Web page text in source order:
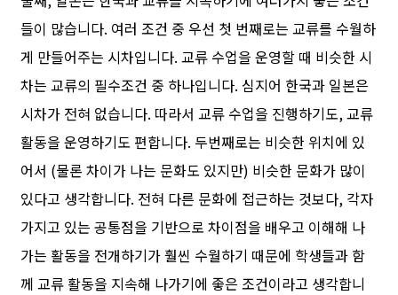
들이 많습니다. 여러 조건 중 우선 첫 번째로는 교류를 수월하
게 만들어주는 시차입니다. 교류 수업을 운영할 때 비슷한 시
차는 교류의 필수조건 중 하나입니다. 심지어 한국과 일본은
시차가 전혀 없습니다. 따라서 교류 수업을 진행하기도, 교류
활동을 운영하기도 편합니다. 두번째로는 비슷한 위치에 있
어서 (물론 차이가 나는 문화도 있지만) 비슷한 문화가 많이
있다고 생각합니다. 전혀 다른 문화에 접근하는 것보다, 각자
가지고 있는 공통점을 기반으로 차이점을 배우고 이해해 나
가는 활동을 전개하기가 훨씬 수월하기 때문에 학생들과 함
께 교류 활동을 지속해 나가기에 좋은 조건이라고 생각합니